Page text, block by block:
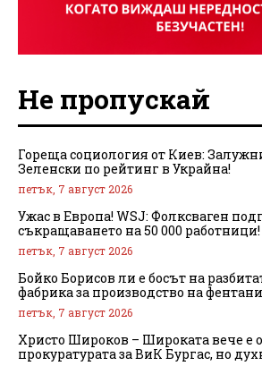
Не пропускай
Гореща социология от Киев:
Зеленски по рейтинг в Украйна!
петък, 7 август 2026
Ужас в Европа! WSJ: Фолксваген
съкращаването на 50 000 работници!
петък, 7 август 2026
Бойко Борисов ли е босът на
фабрика за производство на
петък, 7 август 2026
Христо Широков – Широката вече е
прокуратурата за ВиК Бургас, но